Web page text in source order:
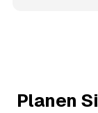
Planen